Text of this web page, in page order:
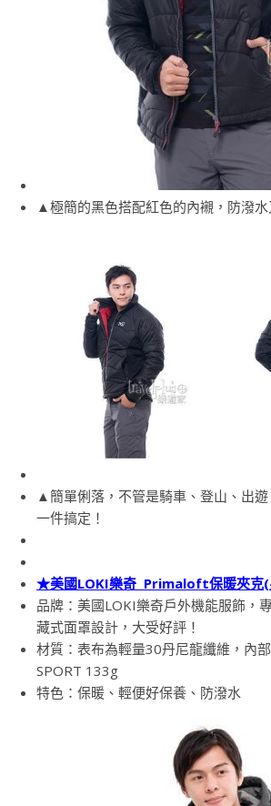
▲極簡的黑色搭配紅色的內襯，防潑水
▲簡單俐落，不管是騎車、登山、出遊
一件搞定！
★美國LOKI樂奇 Primaloft保暖夾克
品牌：美國LOKI樂奇戶外機能服飾，
藏式面罩設計，大受好評！
材質：表布為輕量30丹尼龍纖維，內
SPORT 133g
特色：保暖、輕便好保養、防潑水